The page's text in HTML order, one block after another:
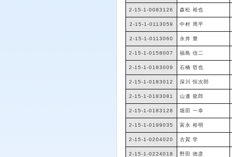
2-15-1-0083126 森松 裕也
2-15-1-0113059 中村 周平
2-15-1-0113060 永井 豊
2-15-1-0158007 福島 信二
2-15-1-0183009 石橋 哲也
2-15-1-0183012 深川 恒次郎
2-15-1-0183081 山邊 龍郎
2-15-1-0183128 堀田 一幸
2-15-1-0199035 富永 裕明
2-15-1-0204020 古賀 学
2-15-1-0224018 野田 徳彦